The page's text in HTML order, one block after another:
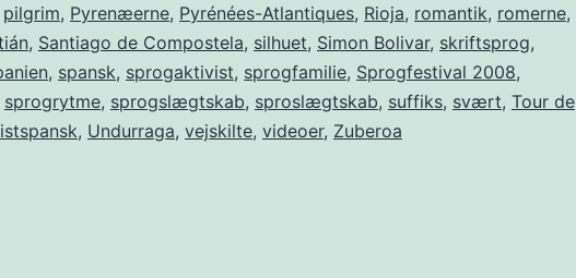
pilgrim, Pyrenæerne, Pyrénées-Atlantiques, Rioja, romantik, romerne,
, Santiago de Compostela, silhuet, Simon Bolivar, skriftsprog,
, spansk, sprogaktivist, sprogfamilie, Sprogfestival 2008,
sprogrytme, sprogslægtskab, sproslægtskab, suffiks, svært, Tour de
, Undurraga, vejskilte, videoer, Zuberoa